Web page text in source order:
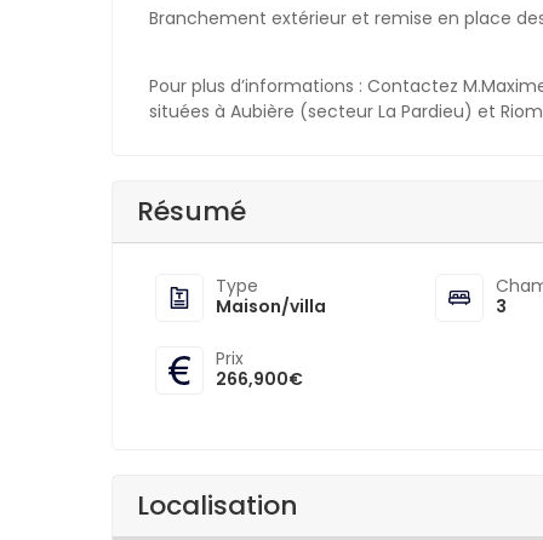
Branchement extérieur et remise en place
Pour plus d’informations : Contactez M.Maxime
situées à Aubière (secteur La Pardieu) et
Résumé
Type
Maison/villa
3
Prix
266,900€
Localisation